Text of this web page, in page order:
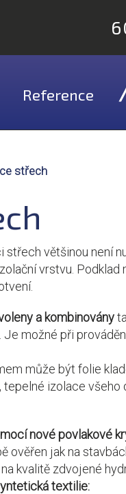
Reference
střech
střech většinou není
vrstvu. Podklad
a kombinovány
možné při
může být folie
izolace všeho
nové povlakové
ověřen jak na
kvalitě zdvojené
textilie: